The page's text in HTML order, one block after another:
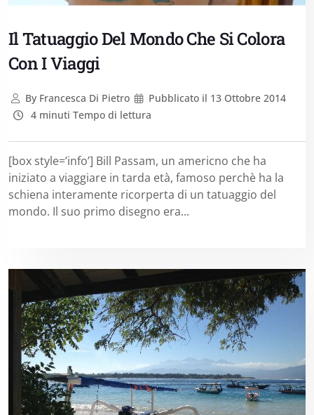
Il Tatuaggio Del Mondo Che Si Colora
Con I Viaggi
ByFrancesca Di Pietro Pubblicato il 13 Ottobre 2014
4 minuti Tempo di lettura
[box style=’info’] Bill Passam, un americno che ha
iniziato a viaggiare in tarda età, famoso perchè ha la
schiena interamente ricorperta di un tatuaggio del
mondo. Il suo primo disegno era...